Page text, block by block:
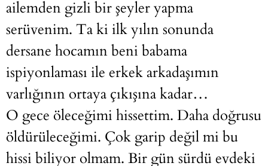
ailemden gizli bir şeyler yapma
serüvenim. Ta ki ilk yılın sonunda
dersane hocamın beni babama
ispiyonlaması ile erkek arkadaşımın
varlığının ortaya çıkışına kadar…
O gece öleceğimi hissettim. Daha doğrusu
öldürüleceğimi. Çok garip değil mi bu
hissi biliyor olmam. Bir gün sürdü evdeki